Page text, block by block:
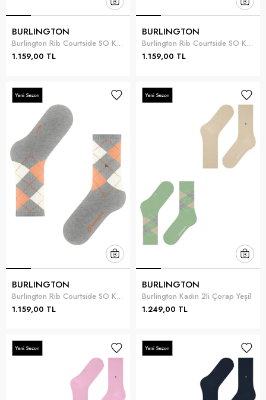
BURLINGTON
Burlington Rib Courtside SO Kadın Çorap Pembe
1.159,00 TL
BURLINGTON
Burlington Rib Courtside SO Kadın Çorap
1.159,00 TL
BURLINGTON
Burlington Rib Courtside SO Kadın Çorap Çok Renkli
1.159,00 TL
BURLINGTON
Burlington Kadın 2li Çorap Yeşil
1.249,00 TL